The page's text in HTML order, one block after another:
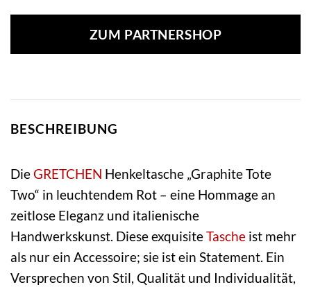
ZUM PARTNERSHOP
BESCHREIBUNG
DieGRETCHEN Henkeltasche „Graphite Tote
Two“ in leuchtendem Rot – eine Hommage an
zeitlose Eleganz und italienische
Handwerkskunst. Diese exquisiteTasche ist mehr
als nur ein Accessoire; sie ist ein Statement. Ein
Versprechen von Stil, Qualität und Individualität,